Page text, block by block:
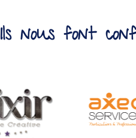
Ils nous font